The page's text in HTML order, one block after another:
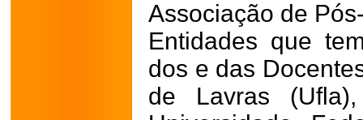
Associação de
Entidades que
dos e das
de Lavras